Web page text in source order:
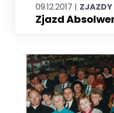
09.12.2017 |
Zjazd